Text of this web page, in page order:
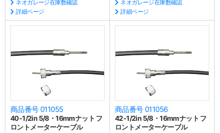
ネオガレージ在庫数確認
詳細ページ
ネオガレージ在庫数確認
詳細ページ
商品番号 011055
40-1/2in 5/8・16mmナット フ
ロントメーターケーブル
商品番号 011056
42-1/2in 5/8・16mmナット フ
ロントメーターケーブル